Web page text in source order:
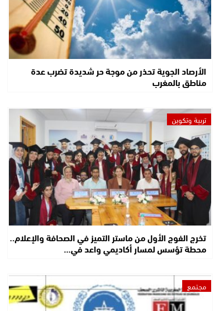
الأرصاد الجوية تحذر من موجة حر شديدة تضرب عدة
مناطق بالمغرب
تربية وتكوين
تخرج الفوج الأول من ماستر التميز في الصحافة والإعلام..
محطة تؤسس لمسار أكاديمي واعد في…
مجتمع